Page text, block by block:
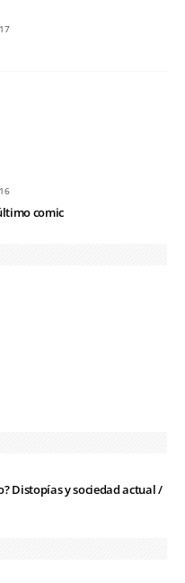
17
16
comic
Distopías y sociedad actual /